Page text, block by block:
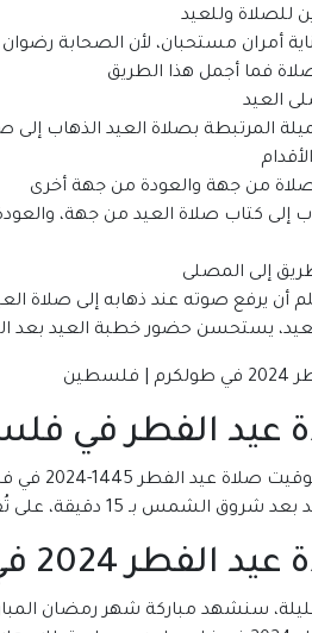
للصلاة وللعيد
أمران مستحبان، لأن الصحابة
فما أجمل هذا الطريق
العيد
المرتبطة بصلاة العيد الذهاب إلى
من جهة والعودة من جهة أخرى
إلى كتاب صلاة العيد من جهة،
إلى المصلى
يرفع صوته عند ذهابه إلى صلاة
يستحسن حضور خطبة العيد بعد
الفطر في فلسطين
في أوّل وقتها، مع إمكانية إقامتها حتى دخول وقت صلاة الظهر.
في طولكرم | فلسطين